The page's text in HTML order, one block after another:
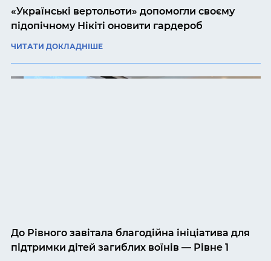
«Українські вертольоти» допомогли своєму
підопічному Нікіті оновити гардероб
ЧИТАТИ ДОКЛАДНІШЕ
До Рівного завітала благодійна ініціатива для
підтримки дітей загиблих воїнів — Рівне 1